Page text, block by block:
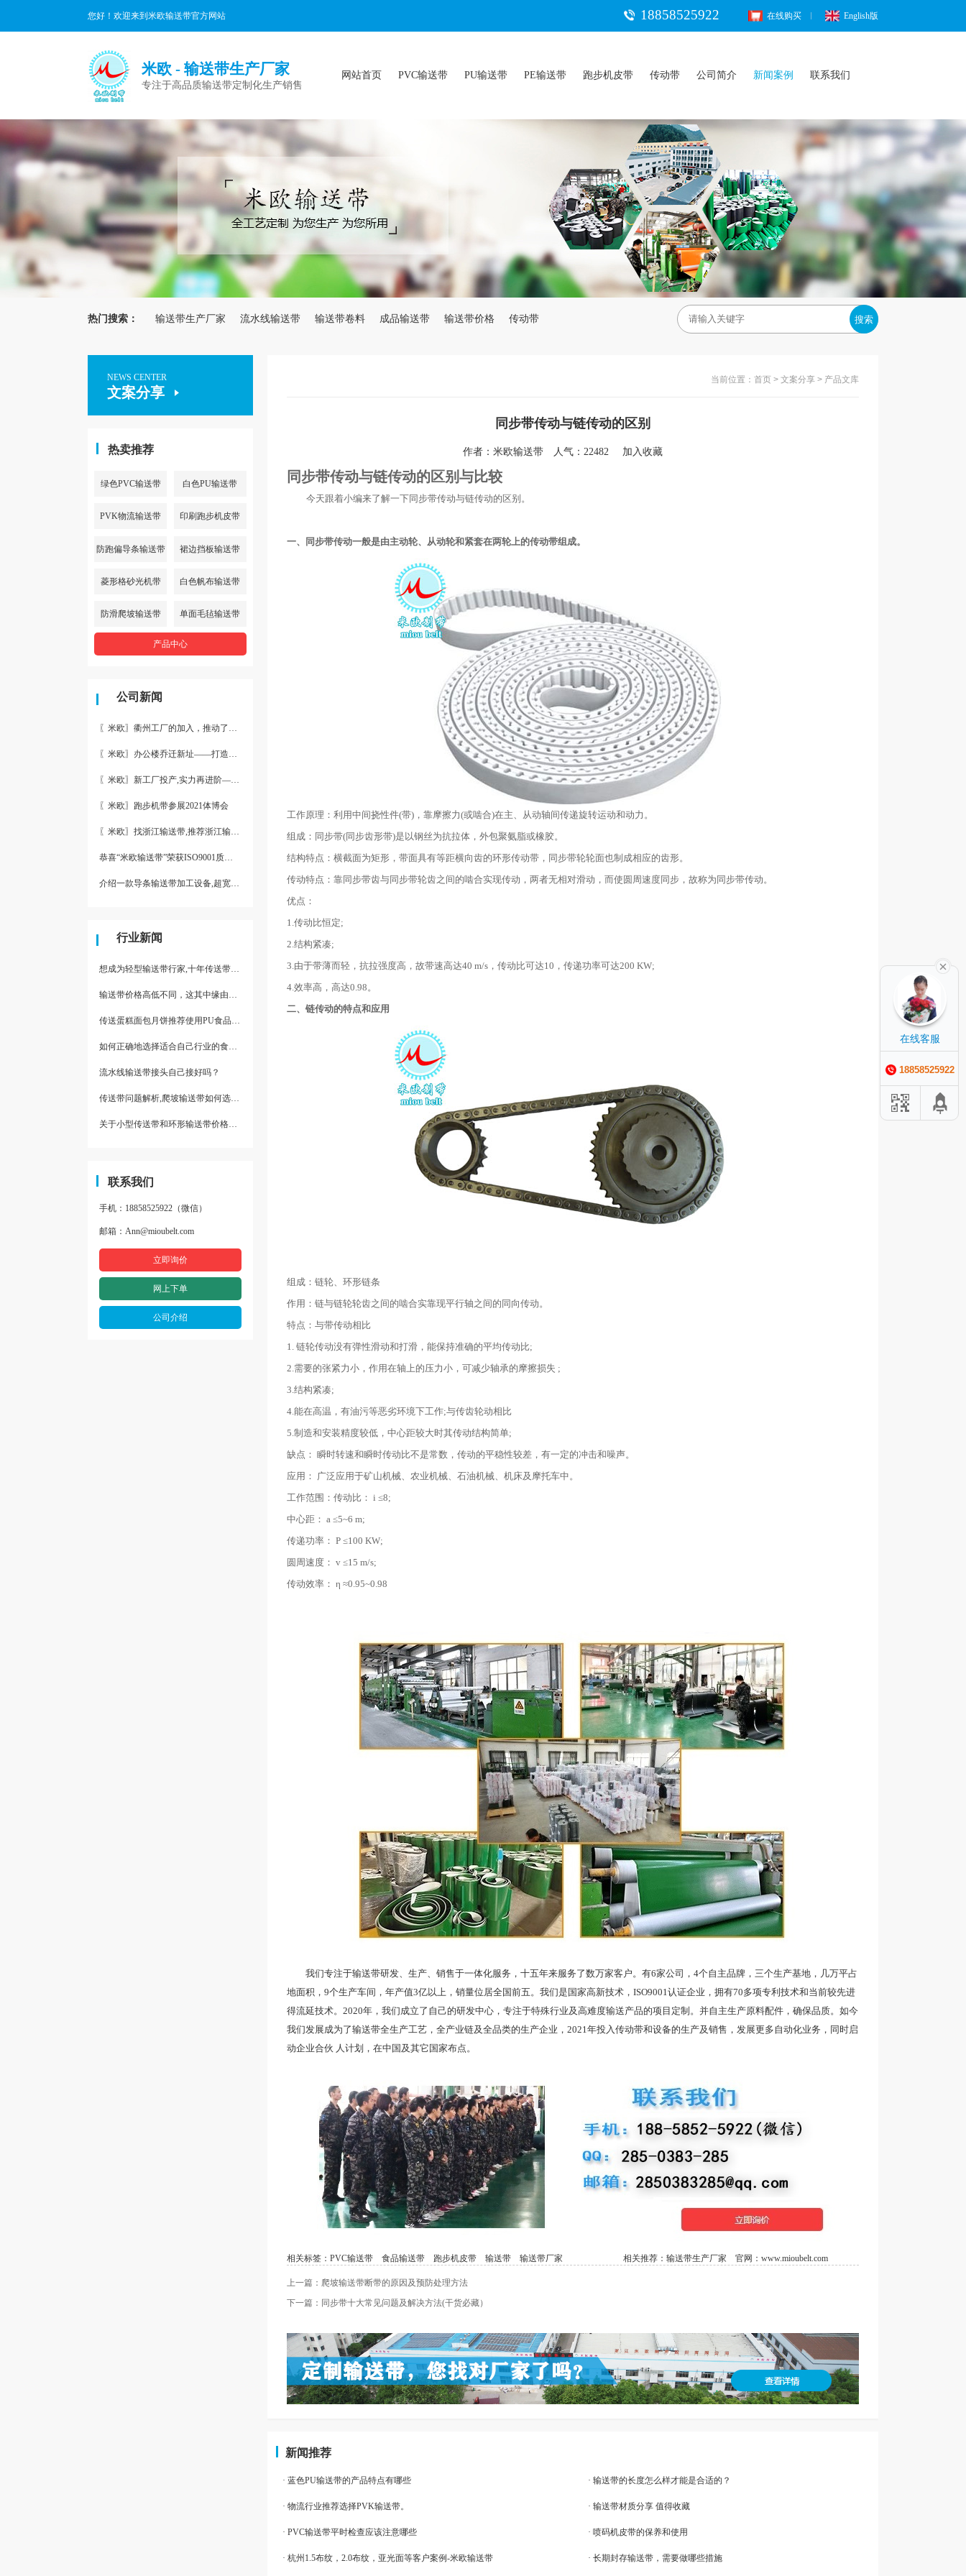
您好！欢迎来到米欧输送带官方网站 18858525922 在线购买 English版
米欧 - 输送带生产厂家
专注于高品质输送带定制化生产销售
网站首页 PVC输送带 PU输送带 PE输送带 跑步机皮带 传动带 公司简介 新闻案例 联系我们
热门搜索： 输送带生产厂家 流水线输送带 输送带卷料 成品输送带 输送带价格 传动带 搜索
NEWS CENTER
文案分享
热卖推荐
绿色PVC输送带 白色PU输送带
PVK物流输送带 印刷跑步机皮带
防跑偏导条输送带 裙边挡板输送带
菱形格砂光机带 白色帆布输送带
防滑爬坡输送带 单面毛毡输送带
产品中心
公司新闻
〖米欧〗衢州工厂的加入，推动了产能更节约了成本。
〖米欧〗办公楼乔迁新址——打造新起点 再著新篇章
〖米欧〗新工厂投产,实力再进阶—米欧带业衢州工厂投产并平稳运
〖米欧〗跑步机带参展2021体博会
〖米欧〗找浙江输送带,推荐浙江输送带生产厂家“米欧”
恭喜“米欧输送带”荣获ISO9001质量体系认证
介绍一款导条输送带加工设备,超宽输送带利器
行业新闻
想成为轻型输送带行家,十年传送带师傅教你三招
输送带价格高低不同，这其中缘由你清楚了吗
传送蛋糕面包月饼推荐使用PU食品级输送带
如何正确地选择适合自己行业的食品输送带
流水线输送带接头自己接好吗？
传送带问题解析,爬坡输送带如何选择,推荐一款防滑输送带
关于小型传送带和环形输送带价格，他们有什么区别点。
联系我们
手机：18858525922（微信）
邮箱：Ann@mioubelt.com
立即询价
网上下单
公司介绍
当前位置： 首页 > 文案分享 > 产品文库
同步带传动与链传动的区别
作者： 米欧输送带 人气：22482 加入收藏
同步带传动与链传动的区别与比较
今天跟着小编来了解一下同步带传动与链传动的区别。
一、 同步带传动一般是由主动轮、从动轮和紧套在两轮上的传动带组成。
工作原理：利用中间挠性件(带)，靠摩擦力(或啮合)在主、从动轴间传递旋转运动和动力。
组成：同步带(同步齿形带)是以钢丝为抗拉体，外包聚氨脂或橡胶。
结构特点：横截面为矩形，带面具有等距横向齿的环形传动带，同步带轮轮面也制成相应的齿形。
传动特点：靠同步带齿与同步带轮齿之间的啮合实现传动，两者无相对滑动，而使圆周速度同步，故称为同步带传动。
优点：
1.传动比恒定;
2.结构紧凑;
3.由于带薄而轻，抗拉强度高，故带速高达40 m/s，传动比可达10，传递功率可达200 KW;
4.效率高，高达0.98。
二、链传动的特点和应用
组成：链轮、环形链条
作用：链与链轮轮齿之间的啮合实靠现平行轴之间的同向传动。
特点：与带传动相比
1. 链轮传动没有弹性滑动和打滑，能保持准确的平均传动比;
2.需要的张紧力小，作用在轴上的压力小，可减少轴承的摩擦损失 ;
3.结构紧凑;
4.能在高温，有油污等恶劣环境下工作;与传齿轮动相比
5.制造和安装精度较低，中心距较大时其传动结构简单;
缺点： 瞬时转速和瞬时传动比不是常数，传动的平稳性较差，有一定的冲击和噪声。
应用： 广泛应用于矿山机械、农业机械、石油机械、机床及摩托车中。
工作范围：传动比： i ≤8;
中心距： a ≤5~6 m;
传递功率： P ≤100 KW;
圆周速度： v ≤15 m/s;
传动效率： η ≈0.95~0.98
我们专注于输送带研发、生产、销售于一体化服务，十五年来服务了数万家客户。有6家公司，4个自主品牌，三个生产基地，几万平占
地面积，9个生产车间，年产值3亿以上，销量位居全国前五。我们是国家高新技术，ISO9001认证企业，拥有70多项专利技术和当前较先进
得流延技术。2020年，我们成立了自己的研发中心，专注于特殊行业及高难度输送产品的项目定制。并自主生产原料配件，确保品质。如今
我们发展成为了输送带全生产工艺，全产业链及全品类的生产企业，2021年投入传动带和设备的生产及销售，发展更多自动化业务，同时启
动企业合伙 人计划，在中国及其它国家布点。
相关标签： PVC输送带 食品输送带 跑步机皮带 输送带 输送带厂家 相关推荐： 输送带生产厂家 官网： www.mioubelt.com
上一篇：爬坡输送带断带的原因及预防处理方法
下一篇：同步带十大常见问题及解决方法(干货必藏）
新闻推荐
· 蓝色PU输送带的产品特点有哪些 · 输送带的长度怎么样才能是合适的？
· 物流行业推荐选择PVK输送带。 · 输送带材质分享 值得收藏
· PVC输送带平时检查应该注意哪些 · 喷码机皮带的保养和使用
· 杭州1.5布纹，2.0布纹，亚光面等客户案例-米欧输送带 · 长期封存输送带，需要做哪些措施
在线客服
18858525922